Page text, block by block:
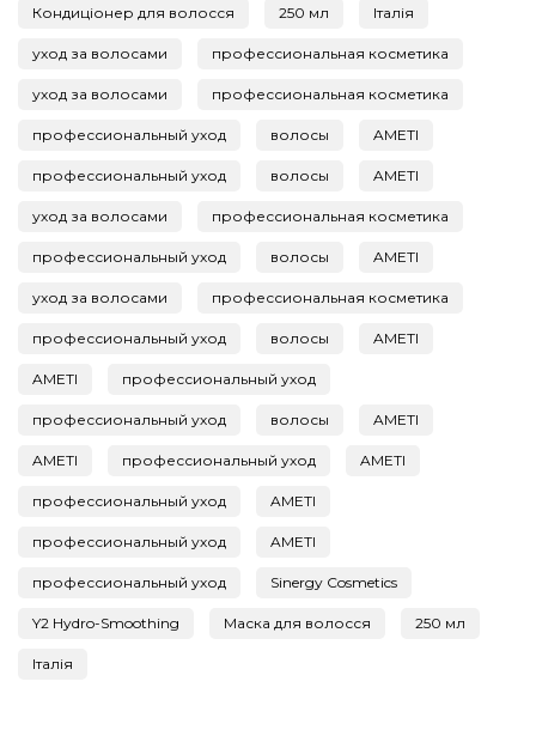
Кондиціонер для волосся 250 мл Італія
уход за волосами профессиональная косметика
уход за волосами профессиональная косметика
профессиональный уход волосы AMETI
профессиональный уход волосы AMETI
уход за волосами профессиональная косметика
профессиональный уход волосы AMETI
уход за волосами профессиональная косметика
профессиональный уход волосы AMETI
AMETI профессиональный уход
профессиональный уход волосы AMETI
AMETI профессиональный уход AMETI
профессиональный уход AMETI
профессиональный уход AMETI
профессиональный уход Sinergy Cosmetics
Y2 Hydro-Smoothing Маска для волосся 250 мл
Італія